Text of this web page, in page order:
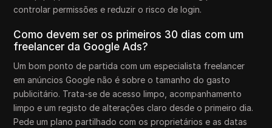
controlar permissões e reduzir o risco de login.
Como devem ser os primeiros 30 dias com um
freelancer da Google Ads?
Um bom ponto de partida com um especialista freelancer
em anúncios Google não é sobre o tamanho do gasto
publicitário. Trata-se de acesso limpo, acompanhamento
limpo e um registo de alterações claro desde o primeiro dia.
Pede um plano partilhado com os proprietários e as datas